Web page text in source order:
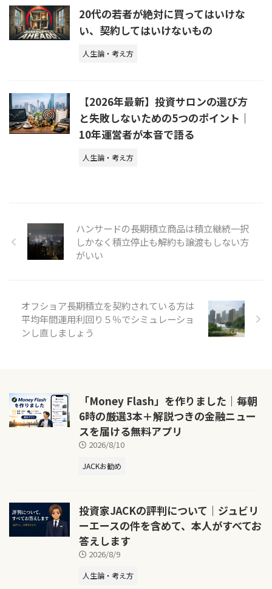
20代の若者が絶対に買ってはいけな
い、契約してはいけないもの
人生論・考え方
【2026年最新】投資サロンの選び方
と失敗しないための5つのポイント｜
10年運営者が本音で語る
人生論・考え方
ハンサードの長期積立商品は積立継続一択
しかなく積立停止も解約も譲渡もしない方
がいい
オフショア長期積立を契約されている方は
平均年間運用利回り５％でシミュレーショ
ンし直しましょう
「Money Flash」を作りました｜毎朝
6時の厳選3本＋解説つきの金融ニュー
スを届ける無料アプリ
2026/8/10
JACKお勧め
投資家JACKの評判について｜ジュビリ
ーエースの件を含めて、本人がすべてお
答えします
2026/8/9
人生論・考え方